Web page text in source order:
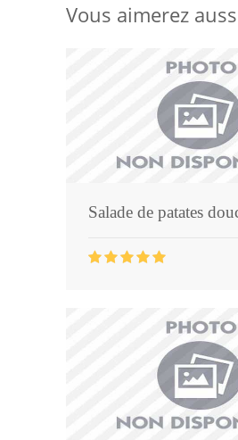
Vous aimerez
Salade de patates